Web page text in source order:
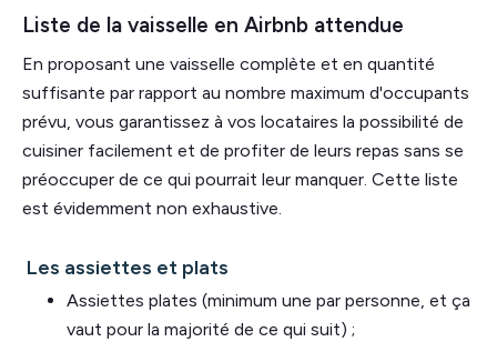
Liste de la vaisselle en Airbnb attendue
En proposant une vaisselle complète et en quantité
suffisante par rapport au nombre maximum d'occupants
prévu, vous garantissez à vos locataires la possibilité de
cuisiner facilement et de profiter de leurs repas sans se
préoccuper de ce qui pourrait leur manquer. Cette liste
est évidemment non exhaustive.
Les assiettes et plats
Assiettes plates (minimum une par personne, et ça
vaut pour la majorité de ce qui suit) ;